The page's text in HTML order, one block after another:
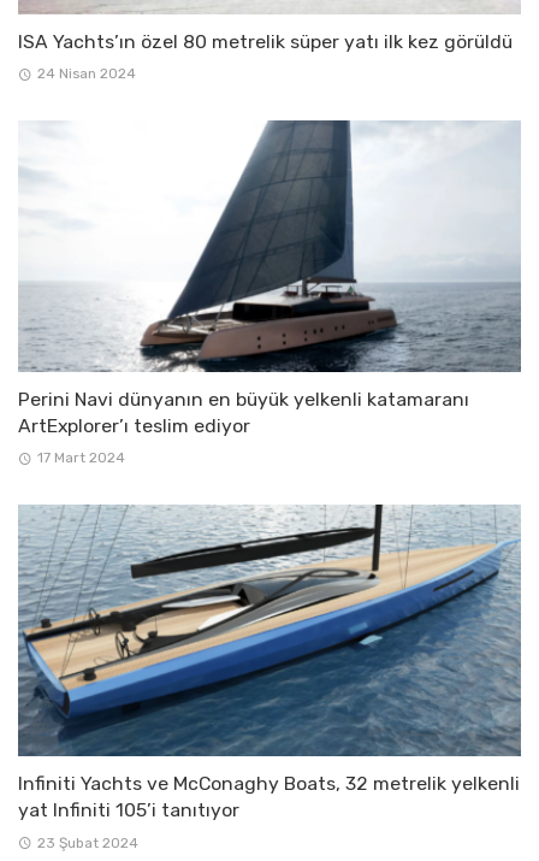
ISA Yachts’ın özel 80 metrelik süper yatı ilk kez görüldü
24 Nisan 2024
Perini Navi dünyanın en büyük yelkenli katamaranı
ArtExplorer’ı teslim ediyor
17 Mart 2024
Infiniti Yachts ve McConaghy Boats, 32 metrelik yelkenli
yat Infiniti 105’i tanıtıyor
23 Şubat 2024